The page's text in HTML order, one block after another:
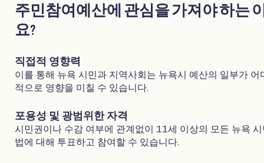
주민참여예산에 관심을 가져야 하는
요?
직접적 영향력
이를 통해 뉴욕 시민과 지역사회는 뉴욕시 예산의 일부가
적으로 영향을 미칠 수 있습니다.
포용성 및 광범위한 자격
시민권이나 수감 여부에 관계없이 11세 이상의 모든 뉴욕
법에 대해 투표하고 참여할 수 있습니다.